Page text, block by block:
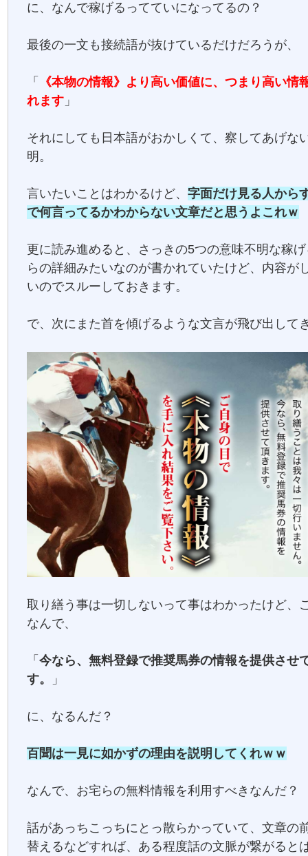
に、なんで稼げるってていになってるの？
最後の一文も接続語が抜けているだけだろうが、
「
《本物の情報》より高い価値に、つまり高い情
れます 」
それにしても日本語がおかしくて、察してあげな
明。
言いたいことはわかるけど、字面だけ見る人から
で何言ってるかわからない文章だと思うよこれｗ
更に読み進めると、さっきの5つの意味不明な稼
らの詳細みたいなのが書かれていたけど、内容が
いのでスルーしておきます。
で、次にまた首を傾げるような文言が飛び出して
取り繕う事は一切しないって事はわかったけど、
なんで、
「今なら、無料登録で推奨馬券の情報を提供させ
す。
」
に、なるんだ？
百聞は一見に如かずの理由を説明してくれｗｗ
なんで、お宅らの無料情報を利用すべきなんだ？
話があっちこっちにとっ散らかっていて、文章の
替えるなどすれば、ある程度話の文脈が繋がると